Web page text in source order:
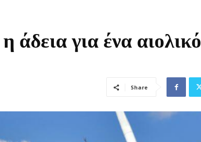
για ένα αιολικό
Share